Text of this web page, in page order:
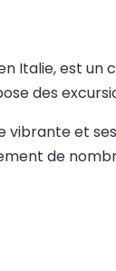
Italie, est
des
et
de